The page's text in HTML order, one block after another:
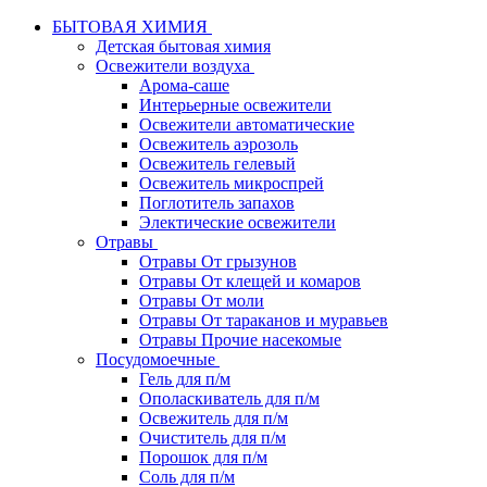
БЫТОВАЯ ХИМИЯ
Детская бытовая химия
Освежители воздуха
Арома-саше
Интерьерные освежители
Освежители автоматические
Освежитель аэрозоль
Освежитель гелевый
Освежитель микроспрей
Поглотитель запахов
Электические освежители
Отравы
Отравы От грызунов
Отравы От клещей и комаров
Отравы От моли
Отравы От тараканов и муравьев
Отравы Прочие насекомые
Посудомоечные
Гель для п/м
Ополаскиватель для п/м
Освежитель для п/м
Очиститель для п/м
Порошок для п/м
Соль для п/м